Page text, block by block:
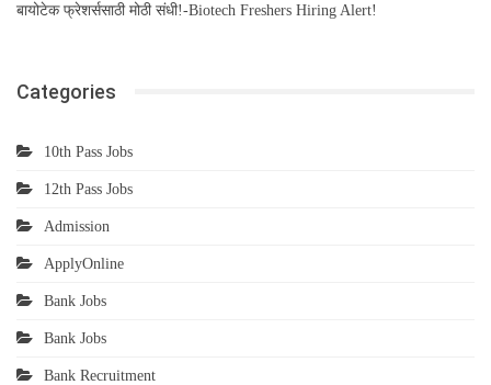
बायोटेक फ्रेशर्ससाठी मोठी संधी!-Biotech Freshers Hiring Alert!
Categories
10th Pass Jobs
12th Pass Jobs
Admission
ApplyOnline
Bank Jobs
Bank Jobs
Bank Recruitment